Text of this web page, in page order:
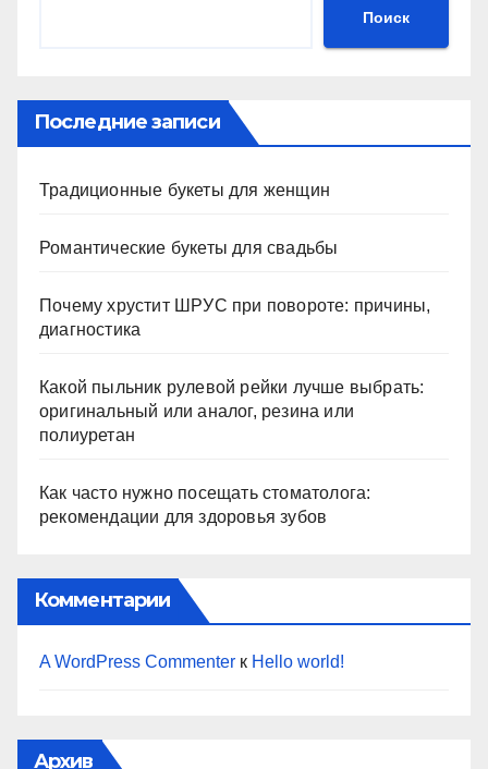
Поиск
Последние записи
Традиционные букеты для женщин
Романтические букеты для свадьбы
Почему хрустит ШРУС при повороте: причины,
диагностика
Какой пыльник рулевой рейки лучше выбрать:
оригинальный или аналог, резина или
полиуретан
Как часто нужно посещать стоматолога:
рекомендации для здоровья зубов
Комментарии
A WordPress Commenter к Hello world!
Архив